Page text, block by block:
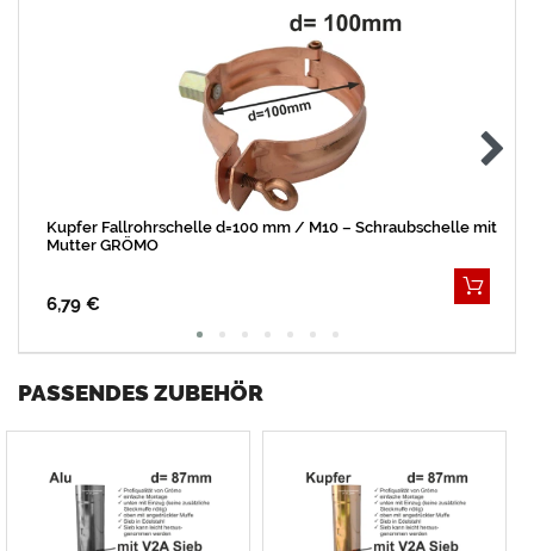
Kupfer Fallrohrschelle d=100 mm / M10 – Schraubschelle mit
Mutter GRÖMO
6,79 €
PASSENDES ZUBEHÖR